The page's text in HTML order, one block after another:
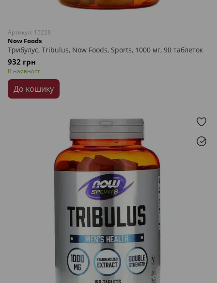
Артикул: 15228
Now Foods
Трибулус, Tribulus, Now Foods, Sports, 1000 мг, 90 таблеток
932 грн
В наявності
До кошику